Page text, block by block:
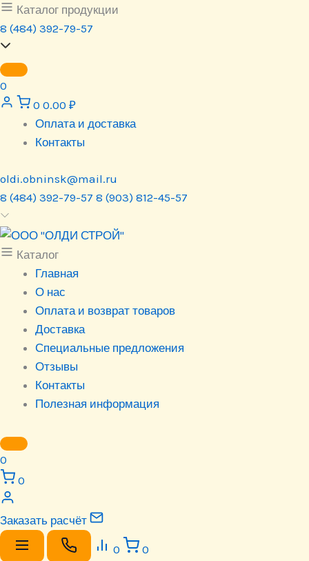
Перейти
к
содержимому
Каталог продукции
8 (484) 392-79-57
0
0 0.00 ₽
Оплата и доставка
Контакты
oldi.obninsk@mail.ru
8 (484) 392-79-57 8 (903) 812-45-57
Каталог
Главная
О нас
Оплата и возврат товаров
Доставка
Специальные предложения
Отзывы
Контакты
Полезная информация
0
0
Заказать расчёт
0 0